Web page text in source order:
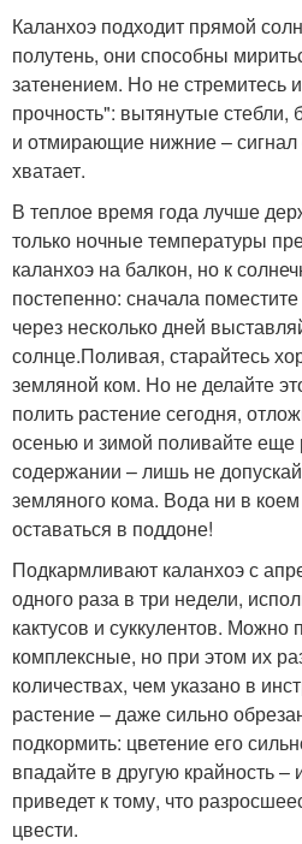
Каланхоэ подходит прямой
полутень, они способны
затенением. Но не стремитесь
прочность": вытянутые стебли,
и отмирающие нижние – сигнал
хватает.
В теплое время года лучше
только ночные температуры
каланхоэ на балкон, но к
постепенно: сначала
через несколько дней
солнце.Поливая, старайтесь
земляной ком. Но не делайте
полить растение сегодня,
осенью и зимой поливайте
содержании – лишь не
земляного кома. Вода ни в
оставаться в поддоне!
Подкармливают каланхоэ с
одного раза в три недели,
кактусов и суккулентов.
комплексные, но при этом их
количествах, чем указано в
растение – даже сильно
подкормить: цветение его
впадайте в другую крайность –
приведет к тому, что
цвести.